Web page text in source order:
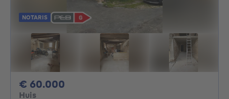
NOTARIS
€ 60.000
Huis